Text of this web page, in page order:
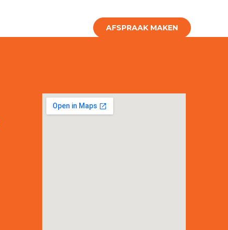
AFSPRAAK MAKEN